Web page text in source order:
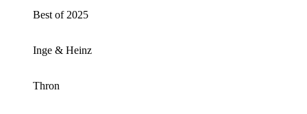
Best of 2025
Inge & Heinz
Thron